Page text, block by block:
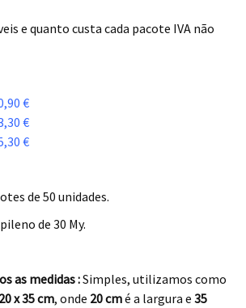
e quanto custa cada pacote IVA não
€
€
€
de 50 unidades.
de 30 My.
as medidas :Simples, utilizamos como
20 x 35 cm, onde 20 cmé a largura e 35